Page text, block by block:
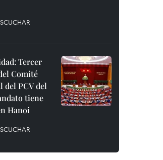
Tercer
Comité
del PCV del
tiene
Hanoi